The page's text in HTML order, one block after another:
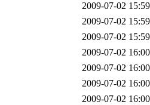
2009-07-02 15:59
2009-07-02 15:59
2009-07-02 15:59
2009-07-02 16:00
2009-07-02 16:00
2009-07-02 16:00
2009-07-02 16:00